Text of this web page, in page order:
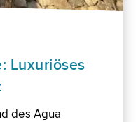
Luxuriöses
des Agua